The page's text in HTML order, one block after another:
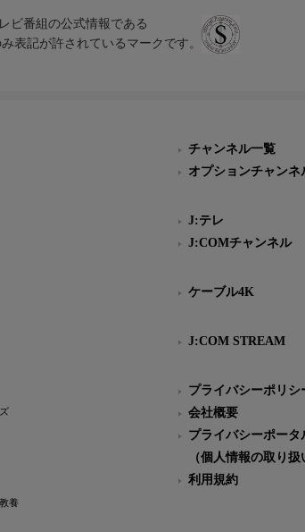
ビ番組の公式情報である
表記が許されているマークです。
養
チャンネル一覧
オプションチャンネ
J:テレ
J:COMチャンネル
ケーブル4K
J:COM STREAM
プライバシーポリシ
会社概要
プライバシーポータ
（個人情報の取り扱
利用規約